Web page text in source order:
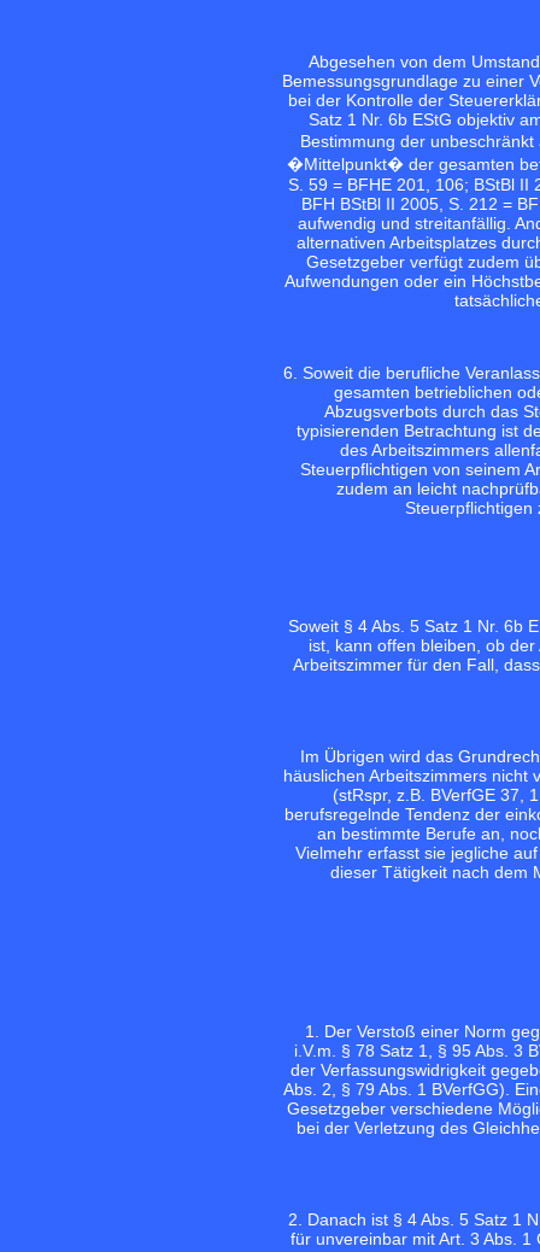
Abgesehen von dem
Bemessungsgrundlage zu einer
bei der Kontrolle der
Satz 1 Nr. 6b EStG objektiv
Bestimmung der
�Mittelpunkt� der gesamten
S. 59 = BFHE 201, 106; BStBl II
BFH BStBl II 2005, S. 212 =
aufwendig und streitanfällig.
alternativen Arbeitsplatzes
Gesetzgeber verfügt zudem
Aufwendungen oder ein
6. Soweit die berufliche
gesamten betrieblichen
Abzugsverbots durch das
typisierenden Betrachtung ist
des Arbeitszimmers
Steuerpflichtigen von seinem
zudem an leicht
Steuerpflichtigen
Soweit § 4 Abs. 5 Satz 1 Nr. 6b
ist, kann offen bleiben, ob
Arbeitszimmer für den Fall,
Im Übrigen wird das
häuslichen Arbeitszimmers nicht
(stRspr, z.B. BVerfGE 37,
berufsregelnde Tendenz der
an bestimmte Berufe an,
Vielmehr erfasst sie jegliche
dieser Tätigkeit nach dem
1. Der Verstoß einer Norm
i.V.m. § 78 Satz 1, § 95 Abs. 3
der Verfassungswidrigkeit
Abs. 2, § 79 Abs. 1 BVerfGG).
Gesetzgeber verschiedene
bei der Verletzung des
2. Danach ist § 4 Abs. 5 Satz 1
für unvereinbar mit Art. 3 Abs.